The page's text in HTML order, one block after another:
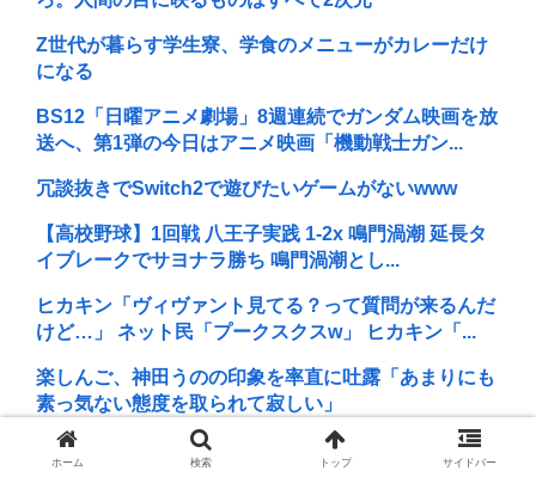
Z世代が暮らす学生寮、学食のメニューがカレーだけ
になる
BS12「日曜アニメ劇場」8週連続でガンダム映画を放
送へ、第1弾の今日はアニメ映画「機動戦士ガン...
冗談抜きでSwitch2で遊びたいゲームがないwww
【高校野球】1回戦 八王子実践 1-2x 鳴門渦潮 延長タ
イブレークでサヨナラ勝ち 鳴門渦潮とし...
ヒカキン「ヴィヴァント見てる？って質問が来るんだ
けど…」 ネット民「プークスクスw」 ヒカキン「...
楽しんご、神田うのの印象を率直に吐露「あまりにも
素っ気ない態度を取られて寂しい」
A V女優『瀬戸環奈』、パチ●コ屋にイベント来店し、
ホーム 検索 トップ サイドバー